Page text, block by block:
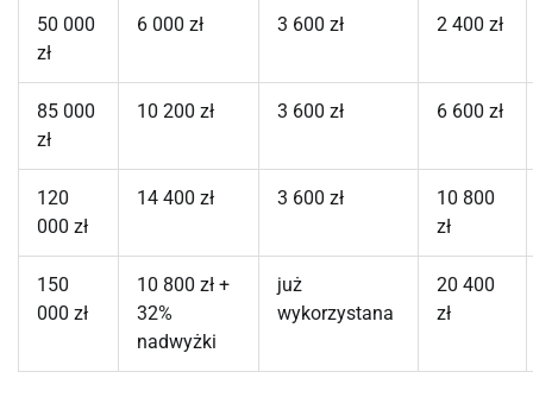
50 000
zł
6 000 zł 3 600 zł 2 400 zł
85 000
zł
10 200 zł 3 600 zł 6 600 zł
120
000 zł
14 400 zł 3 600 zł
10 800
zł
150
000 zł
10 800 zł +
32%
nadwyżki
już
wykorzystana
20 400
zł